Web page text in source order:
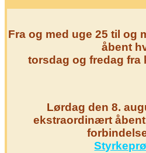
Fra og med uge 25 til og
åbent
torsdag og fredag fra
Lørdag den 8.
ekstraordinært åbent